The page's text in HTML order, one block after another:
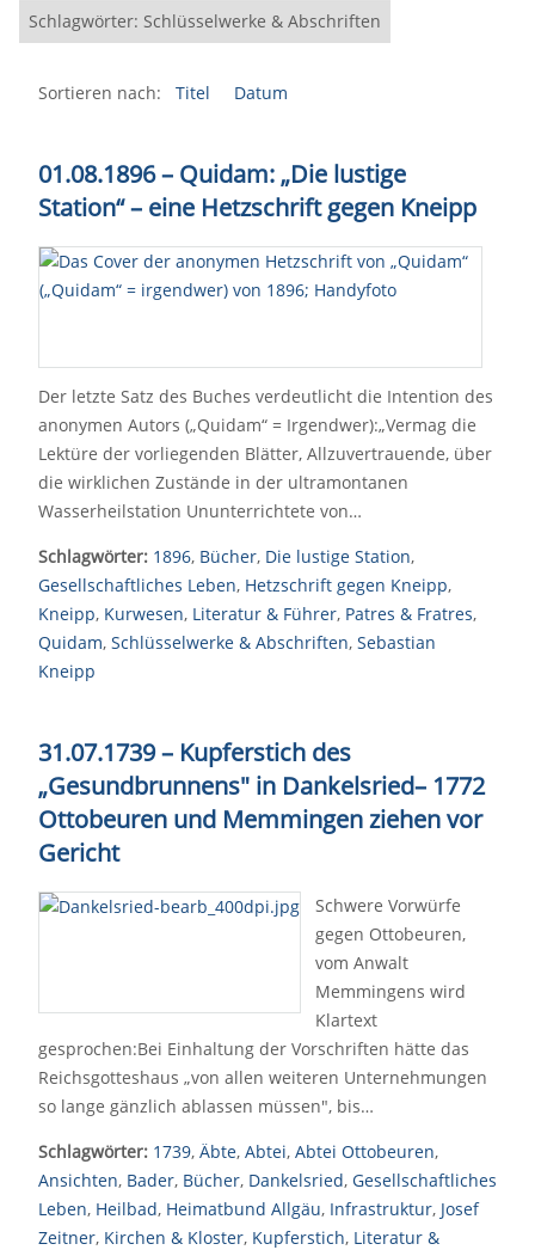
Schlagwörter: Schlüsselwerke & Abschriften
Sortieren nach: Titel Datum
01.08.1896 – Quidam: „Die lustige
Station“ – eine Hetzschrift gegen Kneipp
Der letzte Satz des Buches verdeutlicht die Intention des
anonymen Autors („Quidam“ = Irgendwer):„Vermag die
Lektüre der vorliegenden Blätter, Allzuvertrauende, über
die wirklichen Zustände in der ultramontanen
Wasserheilstation Ununterrichtete von…
Schlagwörter: 1896, Bücher, Die lustige Station,
Gesellschaftliches Leben, Hetzschrift gegen Kneipp,
Kneipp, Kurwesen, Literatur & Führer, Patres & Fratres,
Quidam, Schlüsselwerke & Abschriften, Sebastian
Kneipp
31.07.1739 – Kupferstich des
„Gesundbrunnens" in Dankelsried– 1772
Ottobeuren und Memmingen ziehen vor
Gericht
Schwere Vorwürfe
gegen Ottobeuren,
vom Anwalt
Memmingens wird
Klartext
gesprochen:Bei Einhaltung der Vorschriften hätte das
Reichsgotteshaus „von allen weiteren Unternehmungen
so lange gänzlich ablassen müssen", bis…
Schlagwörter: 1739, Äbte, Abtei, Abtei Ottobeuren,
Ansichten, Bader, Bücher, Dankelsried, Gesellschaftliches
Leben, Heilbad, Heimatbund Allgäu, Infrastruktur, Josef
Zeitner, Kirchen & Kloster, Kupferstich, Literatur &